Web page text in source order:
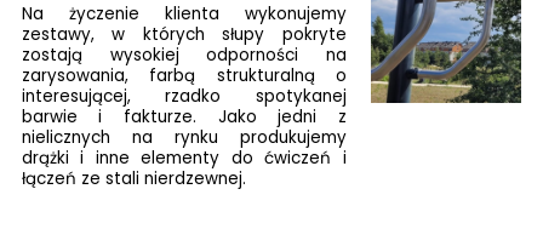
Na życzenie klienta wykonujemy
zestawy, w których słupy pokryte
zostają wysokiej odporności na
zarysowania, farbą strukturalną o
interesującej, rzadko spotykanej
barwie i fakturze. Jako jedni z
nielicznych na rynku produkujemy
drążki i inne elementy do ćwiczeń i
łączeń ze stali nierdzewnej.